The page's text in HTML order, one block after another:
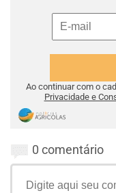
Ao continuar com o
Privacidade e
0 comentário